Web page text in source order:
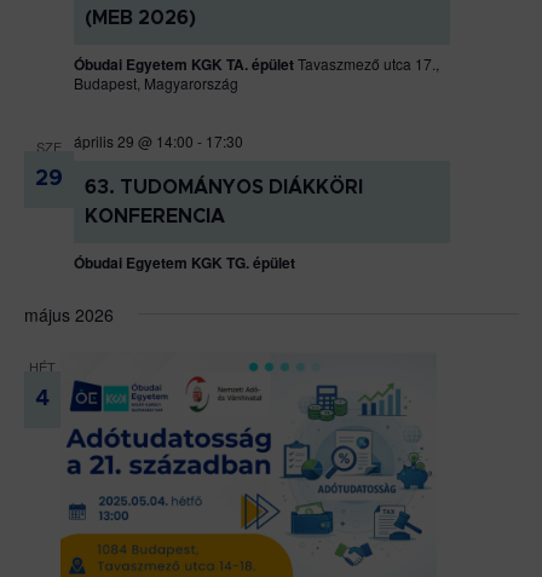
(MEB 2026)
Óbudai Egyetem KGK TA. épületTavaszmező utca 17.,
Budapest, Magyarország
SZE
29
április 29 @ 14:00 - 17:30
63. TUDOMÁNYOS DIÁKKÖRI
KONFERENCIA
Óbudai Egyetem KGK TG. épület
május 2026
HÉT
4